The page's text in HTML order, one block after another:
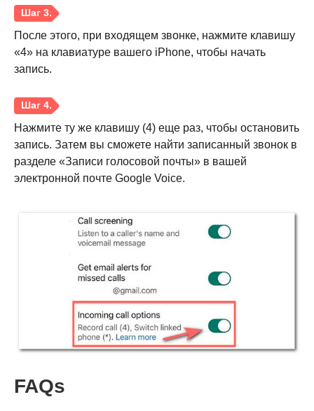
Шаг 3.
После этого, при входящем звонке, нажмите клавишу
«4» на клавиатуре вашего iPhone, чтобы начать
запись.
Нажмите ту же клавишу (4) еще раз, чтобы остановить
запись. Затем вы сможете найти записанный звонок в
разделе «Записи голосовой почты» в вашей
электронной почте Google Voice.
FAQs